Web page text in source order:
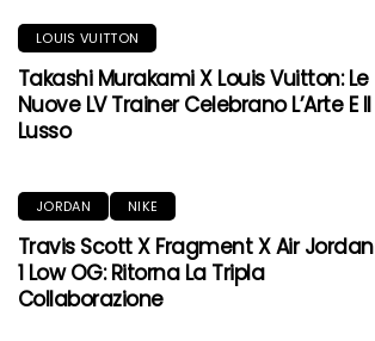
LOUIS VUITTON
Takashi Murakami X Louis Vuitton: Le
Nuove LV Trainer Celebrano L’Arte E Il
Lusso
JORDAN NIKE
Travis Scott X Fragment X Air Jordan
1 Low OG: Ritorna La Tripla
Collaborazione